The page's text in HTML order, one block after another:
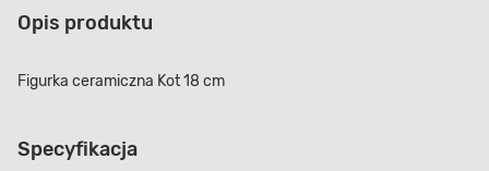
Opis produktu
Figurka ceramiczna Kot 18 cm
Specyfikacja